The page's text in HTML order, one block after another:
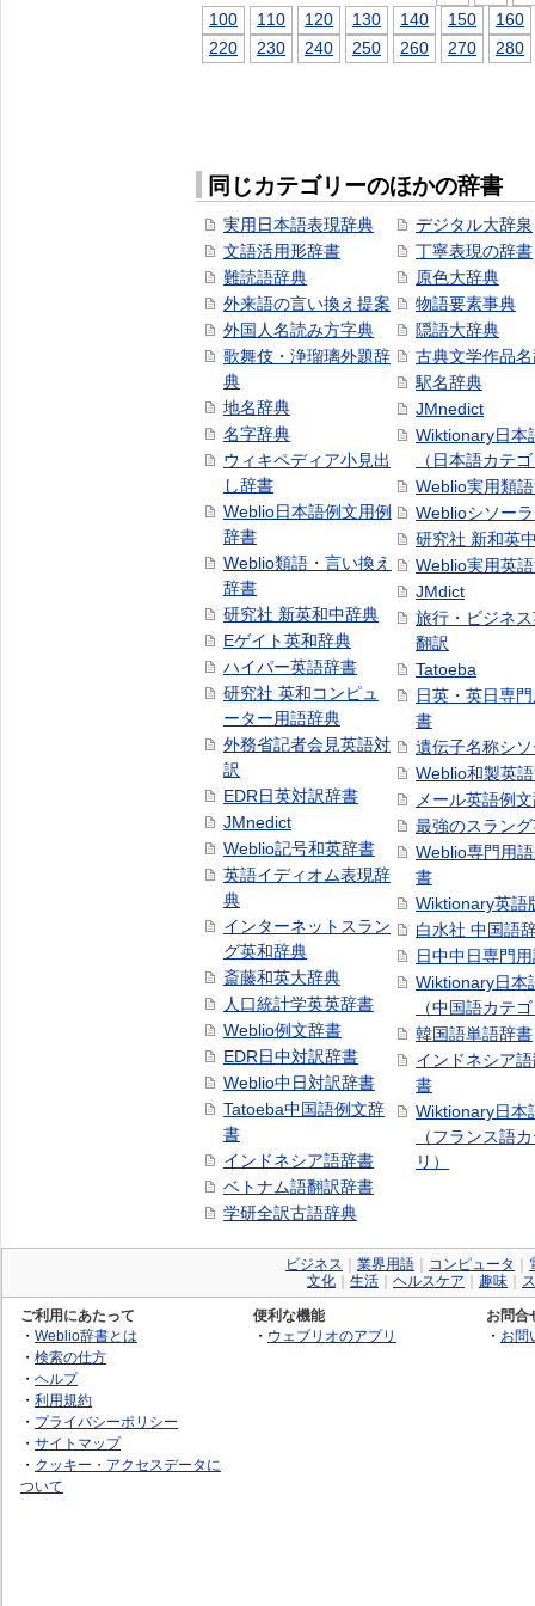
100 110 120 130 140 150
160
220
230 240 250 260 270 280
同じカテゴリーのほかの辞書
実用日本語表現辞典
文語活用形辞書
難読語辞典
外来語の言い換え提案
外国人名読み方字典
歌舞伎・浄瑠璃外題辞
典
地名辞典
名字辞典
ウィキペディア小見出
し辞書
Weblio日本語例文用例
辞書
Weblio類語・言い換え
辞書
研究社 新英和中辞典
Eゲイト英和辞典
ハイパー英語辞書
研究社 英和コンピュ
ーター用語辞典
外務省記者会見英語対
訳
EDR日英対訳辞書
JMnedict
Weblio記号和英辞書
英語イディオム表現辞
典
インターネットスラン
グ英和辞典
斎藤和英大辞典
人口統計学英英辞書
Weblio例文辞書
EDR日中対訳辞書
Weblio中日対訳辞書
Tatoeba中国語例文辞
書
インドネシア語辞書
ベトナム語翻訳辞書
学研全訳古語辞典
デジタル大辞泉
丁寧表現の辞書
原色大辞典
物語要素事典
隠語大辞典
古典文学作品
駅名辞典
JMnedict
Wiktionary日本
（日本語カテ
Weblio実用類
Weblioシソー
研究社 新和英
Weblio実用英
JMdict
旅行・ビジネ
翻訳
Tatoeba
日英・英日専
書
遺伝子名称シ
Weblio和製英
メール英語例
最強のスラン
Weblio専門用
書
Wiktionary英語
白水社 中国語
日中中日専門
Wiktionary日本
（中国語カテ
韓国語単語辞書
インドネシア
書
Wiktionary日本
（フランス語
リ）
ビジネス 業界用語 コンピュータ
文化
生活 ヘルスケア 趣味
ご利用にあたって
・ Weblio辞書とは
・ 検索の仕方
・ ヘルプ
・ 利用規約
・ プライバシーポリシー
・ サイトマップ
・ クッキー・アクセスデータに
ついて
便利な機能
・ ウェブリオのアプリ
お問合
・ お問